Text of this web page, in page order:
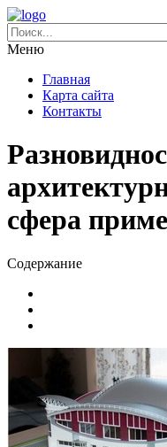
Меню
Главная
Карта сайта
Контакты
сфера
Содержание